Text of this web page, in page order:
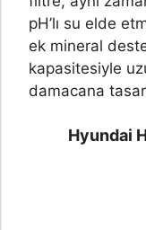
pH’lı su elde
ek mineral
kapasitesiyle
damacana
Hyundai